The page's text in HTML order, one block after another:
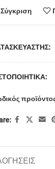
Σύγκριση